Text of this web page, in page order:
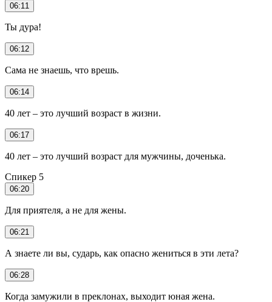
06:11
Ты дура!
06:12
Сама не знаешь, что врешь.
06:14
40 лет – это лучший возраст в жизни.
06:17
40 лет – это лучший возраст для мужчины, доченька.
Спикер 5
06:20
Для приятеля, а не для жены.
06:21
А знаете ли вы, сударь, как опасно жениться в эти лета?
06:28
Когда замужили в преклонах, выходит юная жена.